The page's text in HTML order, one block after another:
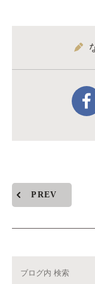
PREV